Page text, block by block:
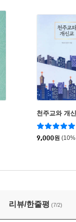
천주교와 개
9,000원
리뷰/한줄평 (7/2)